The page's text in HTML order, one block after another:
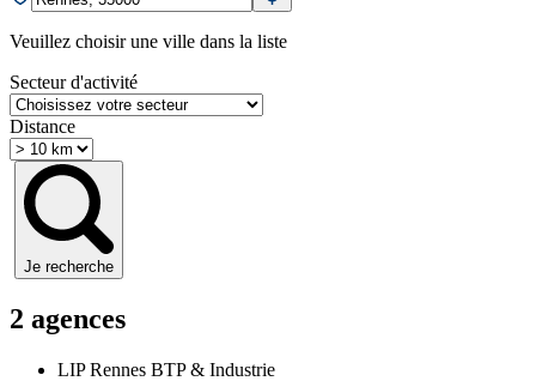
Veuillez choisir une ville dans la liste
Secteur d'activité
Distance
Je recherche
2 agences
LIP Rennes BTP & Industrie